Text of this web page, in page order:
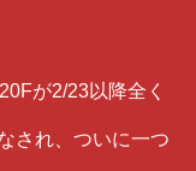
が2/23以降全く
され、ついに一つ